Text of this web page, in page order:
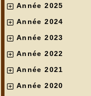
Année 2025
Année 2024
Année 2023
Année 2022
Année 2021
Année 2020